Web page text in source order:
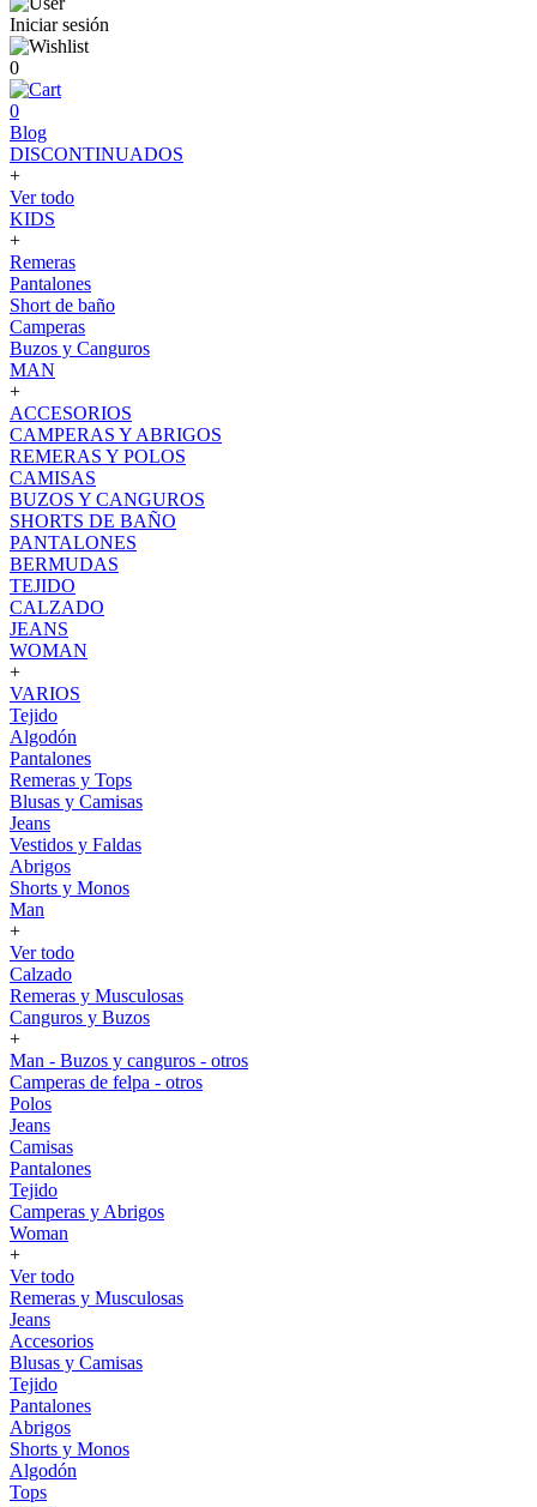
Iniciar sesión
0
0
Blog
DISCONTINUADOS
+
Ver todo
KIDS
+
Remeras
Pantalones
Short de baño
Camperas
Buzos y Canguros
MAN
+
ACCESORIOS
CAMPERAS Y ABRIGOS
REMERAS Y POLOS
CAMISAS
BUZOS Y CANGUROS
SHORTS DE BAÑO
PANTALONES
BERMUDAS
TEJIDO
CALZADO
JEANS
WOMAN
+
VARIOS
Tejido
Algodón
Pantalones
Remeras y Tops
Blusas y Camisas
Jeans
Vestidos y Faldas
Abrigos
Shorts y Monos
Man
+
Ver todo
Calzado
Remeras y Musculosas
Canguros y Buzos
+
Man - Buzos y canguros - otros
Camperas de felpa - otros
Polos
Jeans
Camisas
Pantalones
Tejido
Camperas y Abrigos
Woman
+
Ver todo
Remeras y Musculosas
Jeans
Accesorios
Blusas y Camisas
Tejido
Pantalones
Abrigos
Shorts y Monos
Algodón
Tops